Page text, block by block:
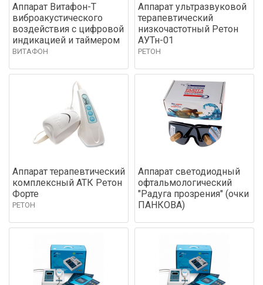
Аппарат Витафон-Т
виброакустического
воздействия с цифровой
индикацией и таймером
ВИТАФОН
Аппарат ультразвуковой
терапевтический
низкочастотный Ретон
АУТн-01
РЕТОН
Аппарат терапевтический
комплексный АТК Ретон
Форте
РЕТОН
Аппарат светодиодный
офтальмологический
"Радуга прозрения" (очки
ПАНКОВА)